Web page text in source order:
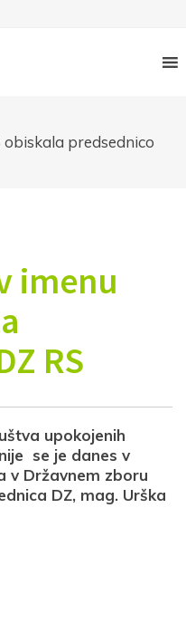
predsednico
imenu
RS
upokojenih
se je danes v
v Državnem zboru
DZ, mag. Urška